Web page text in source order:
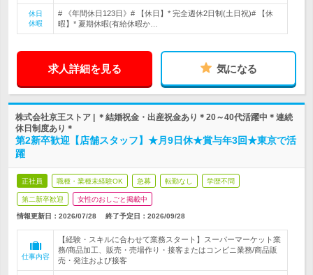
休日
休暇
# 《年間休日123日》# 【休日】* 完全週休2日制(土日祝)# 【休
暇】* 夏期休暇(有給休暇か…
求人詳細を見る 気になる
株式会社京王ストア | ＊結婚祝金・出産祝金あり＊20～40代活躍中＊連続
休日制度あり＊
第2新卒歓迎【店舗スタッフ】★月9日休★賞与年3回★東京で活
躍
正社員 職種・業種未経験OK 急募 転勤なし 学歴不問
第二新卒歓迎 女性のおしごと掲載中
情報更新日：2026/07/28 終了予定日： 2026/09/28
仕事内容
【経験・スキルに合わせて業務スタート】スーパーマーケット業
務/商品加工、販売・売場作り・接客またはコンビニ業務/商品販
売・発注および接客